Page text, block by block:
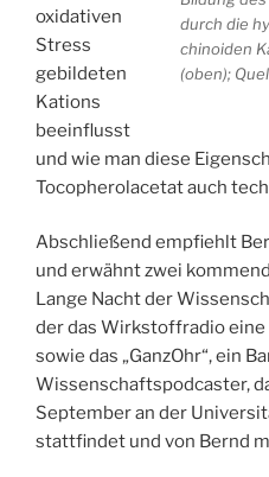
durch die
chinoiden
(oben);
oxidativen
Stress
gebildeten
Kations
beeinflusst
und wie man diese
Tocopherolacetat auch
Abschließend empfiehlt
und erwähnt zwei
Lange Nacht der
der das Wirkstoffradio
sowie das „GanzOhr“, ein
Wissenschaftspodcaster,
September an der
stattfindet und von Bernd